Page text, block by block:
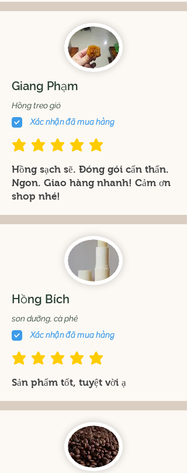
Giang Phạm
Hồng treo gió
Xác nhận đã mua hàng
đánh giá trung bình là 5 /5
Hồng sạch sẽ. Đóng gói cẩn thẩn.
Ngon. Giao hàng nhanh! Cảm ơn
shop nhé!
Hồng Bích
son dưỡng, cà phê
Xác nhận đã mua hàng
đánh giá trung bình là 5 /5
Sản phẩm tốt, tuyệt vời ạ